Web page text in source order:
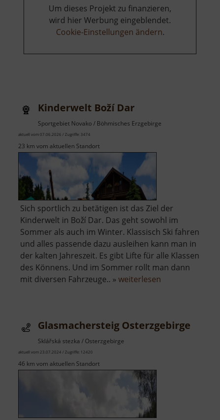
Marie
Um dieses Projekt zu finanzieren,
wird hier Werbung eingeblendet.
Cookie-Einstellungen ändern.
Kinderwelt Boží Dar
Sportgebiet Novako / Böhmisches Erzgebirge
aktuell vom 07.06.2026 / Zugriffe: 3474
23 km vom aktuellen Standort
Sich sportlich zu betätigen ist das Ziel der
Kinderwelt in Boží Dar. Das geht sowohl im
Sommer als auch im Winter. Klassisch Ski fahren
und alles passende dazu ausleihen kann man in
der kalten Jahreszeit. Es gibt Lifte für alle Klassen
des Könnens. Und im Sommer rollt man dann
mit diversen Fahrzeuge.. » weiterlesen
Glasmachersteig Osterzgebirge
Sklářská stezka / Osterzgebirge
aktuell vom 23.07.2024 / Zugriffe: 12420
46 km vom aktuellen Standort